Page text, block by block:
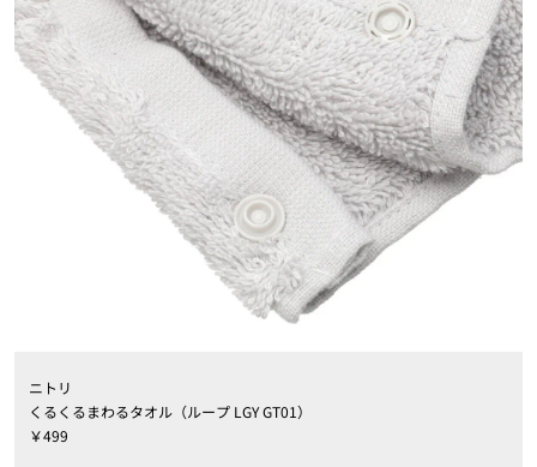
ニトリ
くるくるまわるタオル（ループ LGY GT01）
￥499